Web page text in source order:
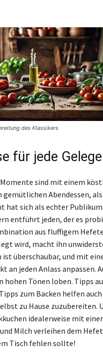
des Klassikers
für jede
sind mit einem
gemütlichen Abendessen,
hat sich als echter
entführt jeden, der es
aus fluffigem
wird, macht ihn
ist überschaubar, und mit
an jeden Anlass anpassen.
hohen Tönen loben. Tipps
zum Backen helfen
zu Hause zuzubereiten.
idealerweise mit
Milch verleihen dem
Tisch fehlen sollte!